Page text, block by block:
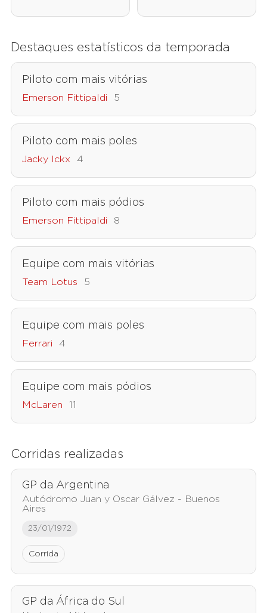
Destaques estatísticos da temporada
Piloto com mais vitórias
Emerson Fittipaldi 5
Piloto com mais poles
Jacky Ickx 4
Piloto com mais pódios
Emerson Fittipaldi 8
Equipe com mais vitórias
Team Lotus 5
Equipe com mais poles
Ferrari 4
Equipe com mais pódios
McLaren 11
Corridas realizadas
GP da Argentina
Autódromo Juan y Oscar Gálvez - Buenos
Aires
23/01/1972
Corrida
GP da África do Sul